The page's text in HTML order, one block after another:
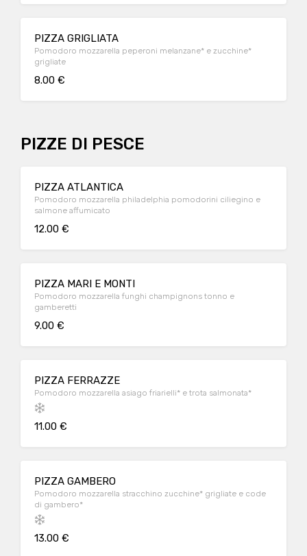
PIZZA GRIGLIATA
Pomodoro mozzarella peperoni melanzane* e zucchine*
grigliate
8.00 €
PIZZE DI PESCE
PIZZA ATLANTICA
Pomodoro mozzarella philadelphia pomodorini ciliegino e
salmone affumicato
12.00 €
PIZZA MARI E MONTI
Pomodoro mozzarella funghi champignons tonno e
gamberetti
9.00 €
PIZZA FERRAZZE
Pomodoro mozzarella asiago friarielli* e trota salmonata*
11.00 €
PIZZA GAMBERO
Pomodoro mozzarella stracchino zucchine* grigliate e code
di gambero*
13.00 €